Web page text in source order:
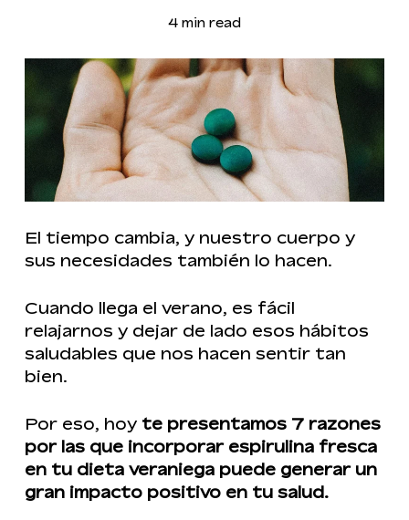
4 min read
El tiempo cambia, y nuestro cuerpo y
sus necesidades también lo hacen.
Cuando llega el verano, es fácil
relajarnos y dejar de lado esos hábitos
saludables que nos hacen sentir tan
bien.
Por eso, hoy te presentamos 7 razones
por las que incorporar espirulina fresca
en tu dieta veraniega puede generar un
gran impacto positivo en tu salud.